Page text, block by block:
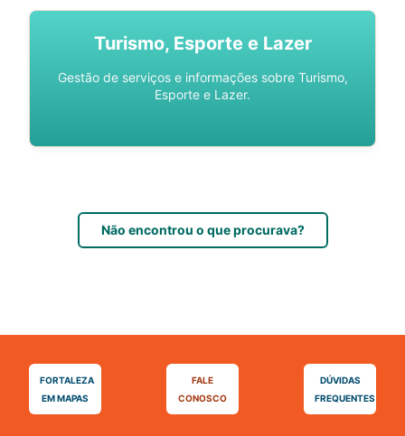
Turismo, Esporte e Lazer
Gestão de serviços e informações sobre Turismo,
Esporte e Lazer.
Não encontrou o que procurava?
FORTALEZA
EM MAPAS
FALE
CONOSCO
DÚVIDAS
FREQUENTES